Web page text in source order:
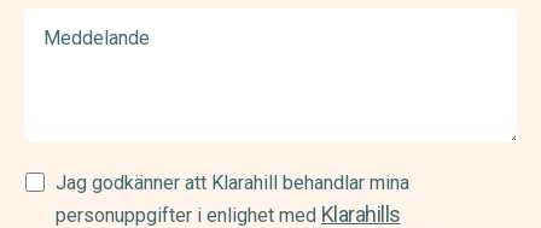
Samtycke
(Required)
Jag godkänner att Klarahill behandlar mina
personuppgifter i enlighet med Klarahills